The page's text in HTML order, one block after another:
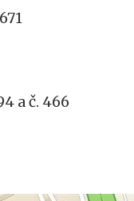
a č. 466